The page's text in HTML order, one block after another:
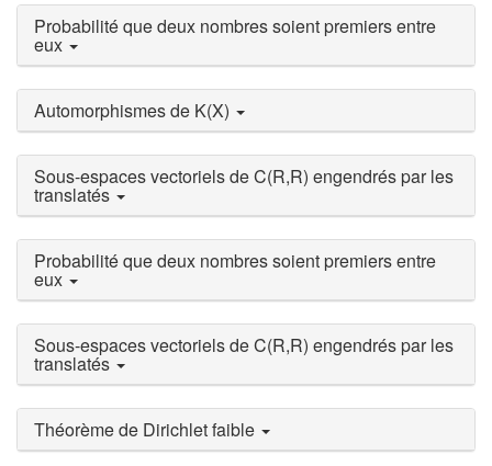
Probabilité que deux nombres soient premiers entre
eux
Automorphismes de K(X)
Sous-espaces vectoriels de C(R,R) engendrés par les
translatés
Probabilité que deux nombres soient premiers entre
eux
Sous-espaces vectoriels de C(R,R) engendrés par les
translatés
Théorème de Dirichlet faible